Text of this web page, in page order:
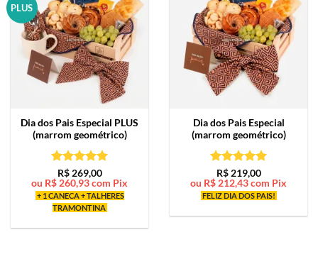
PLUS
Dia dos Pais Especial PLUS
(marrom geométrico)
Avaliação5
de 5
R$269,00
ou R$ 260,93com Pix
+ 1 CANECA + TALHERES
TRAMONTINA
Dia dos Pais Especial
(marrom geométrico)
Avaliação5
de 5
R$219,00
ou R$ 212,43com Pix
FELIZ DIA DOS PAIS!